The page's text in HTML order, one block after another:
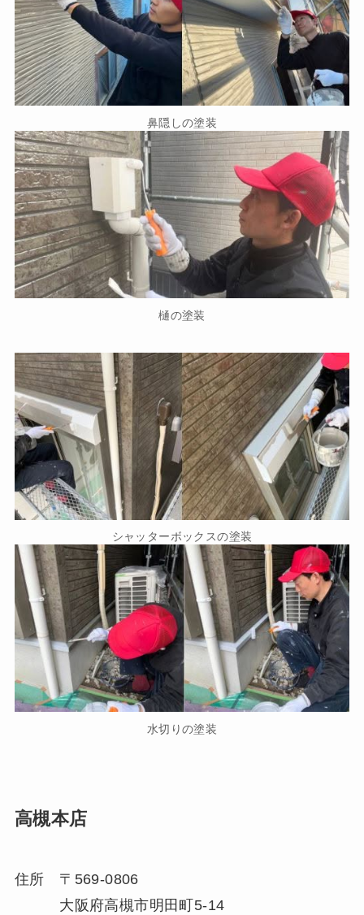
鼻隠しの塗装
樋の塗装
シャッターボックスの塗装
水切りの塗装
高槻本店
住所 〒569-0806
大阪府高槻市明田町5-14